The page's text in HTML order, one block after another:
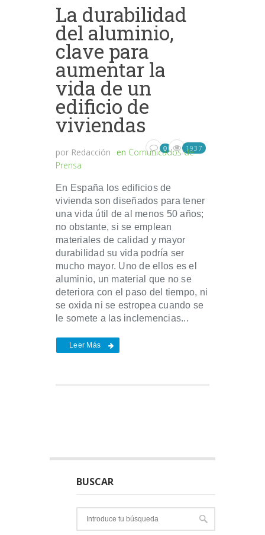
La durabilidad
del aluminio,
clave para
aumentar la
vida de un
edificio de
viviendas
por Redacción en Comunicados de
Prensa
0 1937
En España los edificios de
vivienda son diseñados para tener
una vida útil de al menos 50 años;
no obstante, si se emplean
materiales de calidad y mayor
durabilidad su vida podría ser
mucho mayor. Uno de ellos es el
aluminio, un material que no se
deteriora con el paso del tiempo, ni
se oxida ni se estropea cuando se
le somete a las inclemencias...
Leer Más
BUSCAR